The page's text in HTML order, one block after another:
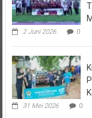
2 Juni 2026 0
31 Mei 2026 0